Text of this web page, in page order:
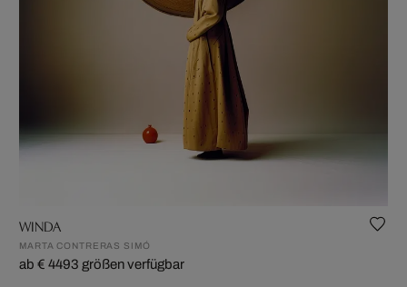
WINDA
MARTA CONTRERAS SIMÓ
ab € 4493 größen verfügbar